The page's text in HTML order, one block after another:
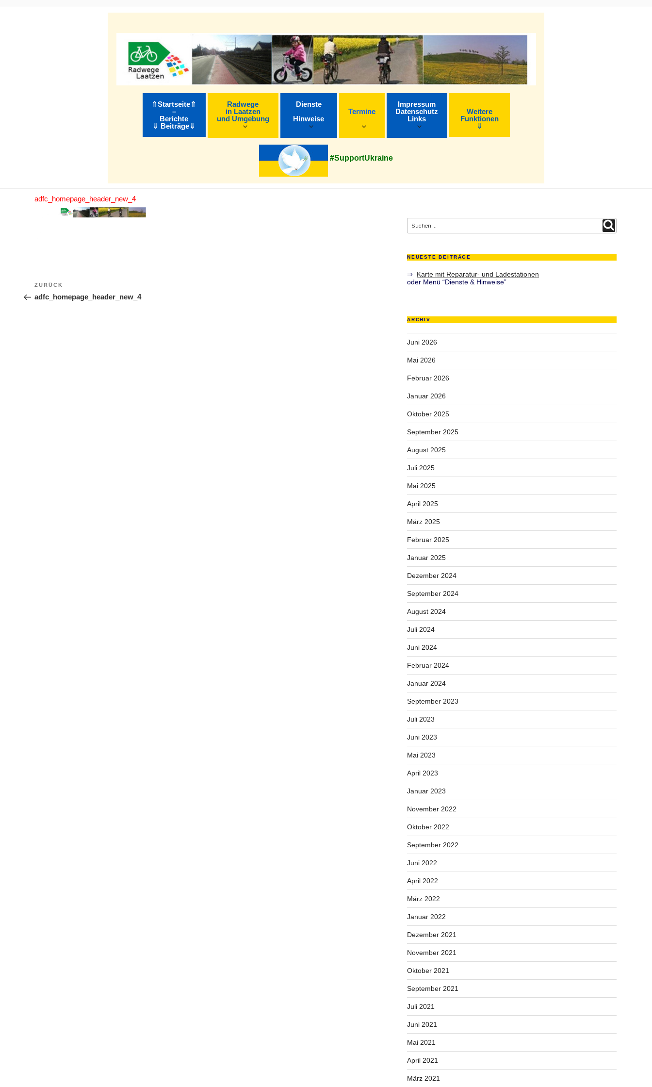
⇑Startseite⇑
–
Berichte
⇓ Beiträge⇓
Radwege
in Laatzen
und Umgebung
Dienste
Hinweise
Termine
Impressum
Datenschutz
Links
Weitere
Funktionen
⇓
#SupportUkraine
adfc_homepage_header_new_4
ZURÜCK
adfc_homepage_header_new_4
Suche
nach:
NEUESTE BEITRÄGE
⇒ Karte mit Reparatur- und Ladestationen
oder Menü “Dienste & Hinweise”
ARCHIV
Juni 2026
Mai 2026
Februar 2026
Januar 2026
Oktober 2025
September 2025
August 2025
Juli 2025
Mai 2025
April 2025
März 2025
Februar 2025
Januar 2025
Dezember 2024
September 2024
August 2024
Juli 2024
Juni 2024
Februar 2024
Januar 2024
September 2023
Juli 2023
Juni 2023
Mai 2023
April 2023
Januar 2023
November 2022
Oktober 2022
September 2022
Juni 2022
April 2022
März 2022
Januar 2022
Dezember 2021
November 2021
Oktober 2021
September 2021
Juli 2021
Juni 2021
Mai 2021
April 2021
März 2021